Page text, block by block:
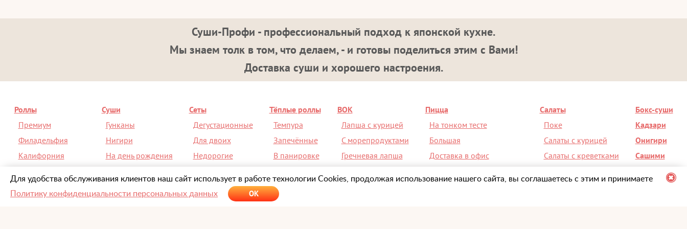
Суши-Профи - профессиональный подход к японской кухне.
Мы знаем толк в том, что делаем, - и готовы поделиться этим с Вами!
Доставка суши и хорошего настроения.
Роллы Суши Сеты Тёплые роллы ВОК Пицца Салаты
Бокс-суши
Премиум
Гунканы Дегустационные Темпура Лапша с курицей На тонком тесте Поке
Кадзари
Филадельфия
Нигири Для двоих Запечённые С морепродуктами Большая Салаты с курицей
Онигири
Калифорния
На день рождения Недорогие В панировке Гречневая лапша Доставка в офис Салаты с креветками
Сашими
Для удобства обслуживания клиентов наш сайт использует в работе технологии Cookies, продолжая использование нашего сайта, вы соглашаетесь с этим и принимаете
Политику конфиденциальности персональных данных
OK